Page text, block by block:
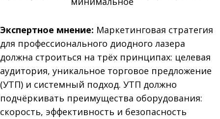
Экспертное мнение: Маркетинговая стратегия
для профессионального диодного лазера
должна строиться на трёх принципах: целевая
аудитория, уникальное торговое предложение
(УТП) и системный подход. УТП должно
подчёркивать преимущества оборудования:
скорость, эффективность и безопасность